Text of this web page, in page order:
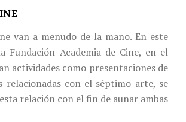
van a menudo de la mano. En este
Fundación Academia de Cine, en el
actividades como presentaciones de
relacionadas con el séptimo arte, se
relación con el fin de aunar ambas